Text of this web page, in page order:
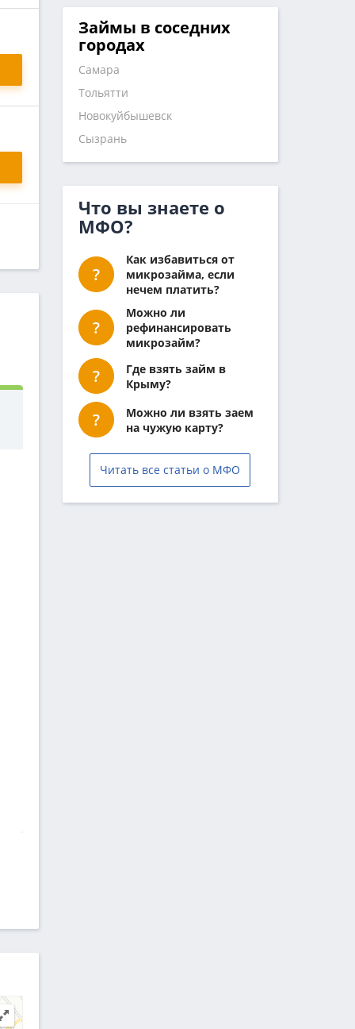
Займы в соседних
городах
Самара
Тольятти
Новокуйбышевск
Сызрань
Что вы знаете о
МФО?
Как избавиться от
микрозайма, если
нечем платить?
Можно ли
рефинансировать
микрозайм?
Где взять займ в
Крыму?
Можно ли взять заем
на чужую карту?
Читать все статьи о МФО